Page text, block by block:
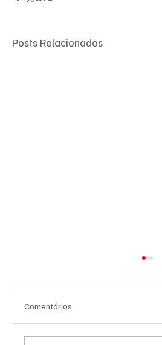
Posts Relacionados
Comentários